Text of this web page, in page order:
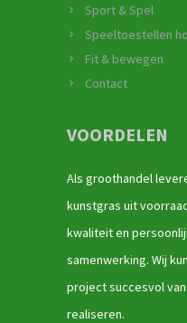
Sport & Spel
Speeltoestellen
Fit & bewegen
Contact
VOORDELEN
Als groothandel
kunstgras uit
kwaliteit en
samenwerking. Wij
project succesvol
realiseren.